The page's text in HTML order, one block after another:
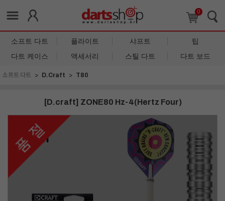
0
소프트 다트 플라이트 샤프트
팁
다트 케이스
액세서리 스틸 다트 다트 보드
소프트 다트 D.Craft T80
[D.craft] ZONE80 Hz-4(Hertz Four)